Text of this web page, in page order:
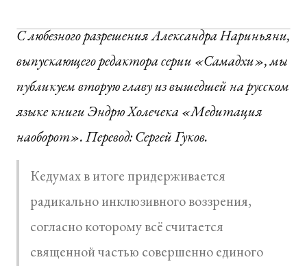
С любезного разрешения Александра Нариньяни,
выпускающего редактора серии «Самадхи», мы
публикуем вторую главу из вышедшей на русском
языке книги Эндрю Холечека «Медитация
наоборот». Перевод: Сергей Гуков.
Кедумах в итоге придерживается
радикально инклюзивного воззрения,
согласно которому всё считается
священной частью совершенно единого